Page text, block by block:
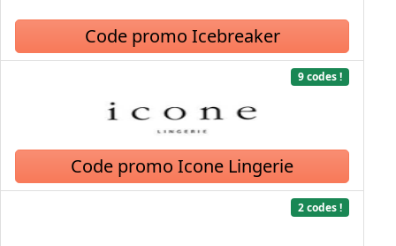
Code promo Icebreaker
9 codes !
Code promo Icone Lingerie
2 codes !